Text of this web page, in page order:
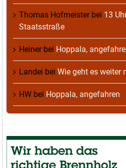
Thomas Hofmeisterbei 13
Staatsstraße
Heinerbei Hoppala,
Landei bei Wie geht es weiter
HW bei Hoppala, angefahren